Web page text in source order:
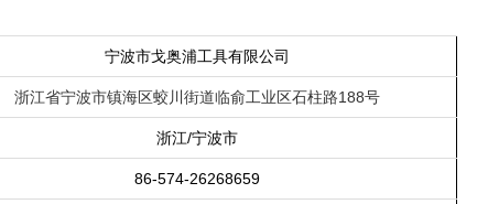
宁波市戈奥浦工具有限公司
浙江省宁波市镇海区蛟川街道临俞工业区石柱路188号
浙江/宁波市
86-574-26268659